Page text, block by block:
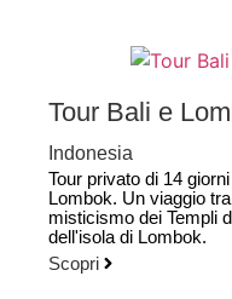
Tour Bali e
Indonesia
Tour privato di 14
Lombok. Un viaggio
misticismo dei Templi
dell'isola di Lombok.
Scopri